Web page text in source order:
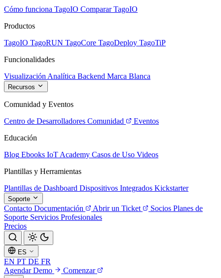
Cómo funciona TagoIO Comparar TagoIO
Productos
TagoIO TagoRUN TagoCore TagoDeploy TagoTiP
Funcionalidades
Visualización Analítica Backend Marca Blanca
Recursos
Comunidad y Eventos
Centro de Desarrolladores Comunidad
Eventos
Educación
Blog Ebooks IoT Academy Casos de Uso Videos
Plantillas y Herramientas
Plantillas de Dashboard Dispositivos Integrados Kickstarter
Soporte
Contacto Documentación Abrir un Ticket Socios Planes de
Soporte Servicios Profesionales
Precios
ES
EN PT DE FR
Agendar Demo
Comenzar